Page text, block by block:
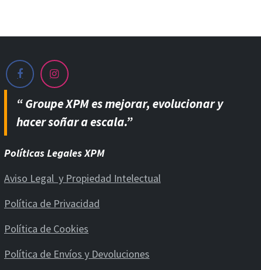
“ Groupe XPM es mejorar, evolucionar y
hacer soñar a escala.”
Políticas Legales XPM
Aviso Legal y Propiedad Intelectual
Política de Privacidad
Política de Cookies
Política de Envíos y Devoluciones